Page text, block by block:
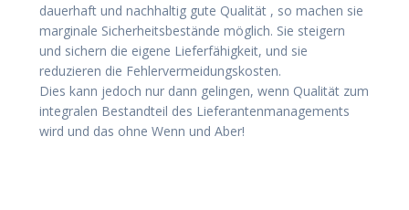
dauerhaft und nachhaltig gute Qualität , so machen sie
marginale Sicherheitsbestände möglich. Sie steigern
und sichern die eigene Lieferfähigkeit, und sie
reduzieren die Fehlervermeidungskosten.
Dies kann jedoch nur dann gelingen, wenn Qualität zum
integralen Bestandteil des Lieferantenmanagements
wird und das ohne Wenn und Aber!